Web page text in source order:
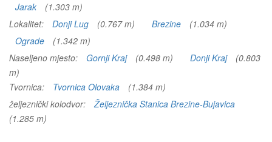
Jarak
(1.303 m)
Lokalitet:
Donji Lug (0.767 m) Brezine
(1.034 m)
Ograde
(1.342 m)
Naseljeno mjesto:
Gornji Kraj (0.498 m) Donji Kraj
(0.803
m)
Tvornica:
Tvornica Olovaka
(1.384 m)
željeznički kolodvor:
Željeznička Stanica Brezine-Bujavica
(1.285 m)